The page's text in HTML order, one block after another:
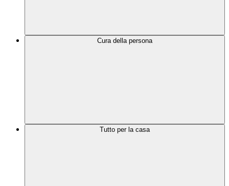
Cura della persona
Tutto per la casa